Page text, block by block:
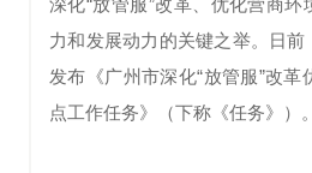
深化“放管服”改革、优化营商
力和发展动力的关键之举。日
发布《广州市深化“放管服”改革
点工作任务》（下称《任务》）。